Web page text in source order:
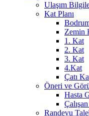
Ulaşım
Kat Planı
Zemin
1. Kat
2. Kat
3. Kat
4.Kat
Çatı
Öneri ve
Hasta
Randevu